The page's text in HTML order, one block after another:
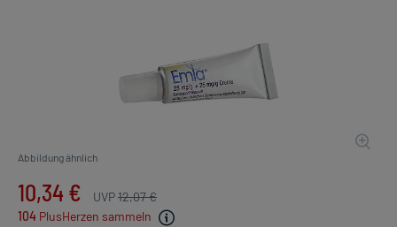
Abbildung ähnlich
10,34 € UVP12,07 €
104 PlusHerzen sammeln